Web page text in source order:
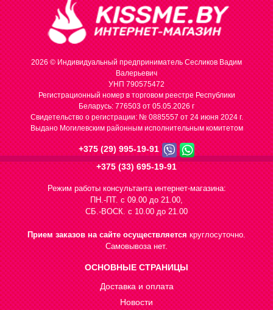
2026 © Индивидуальный предприниматель Сесликов Вадим
Валерьевич
УНП 790575472
Регистрационный номер в торговом реестре Республики
Беларусь: 776503 от 05.05.2026 г
Cвидетельство о регистрации: № 0885557 от 24 июня 2024 г.
Выдано Могилевским районным исполнительным комитетом
+375 (29) 995-19-91
+375 (33) 695-19-91
Режим работы консультанта интернет-магазина:
ПН.-ПТ. с 09.00 до 21.00,
СБ.-ВОСК. с 10.00 до 21.00
Прием заказов на сайте осуществляетсякруглосуточно.
Самовывоза нет.
ОСНОВНЫЕ СТРАНИЦЫ
Доставка и оплата
Новости